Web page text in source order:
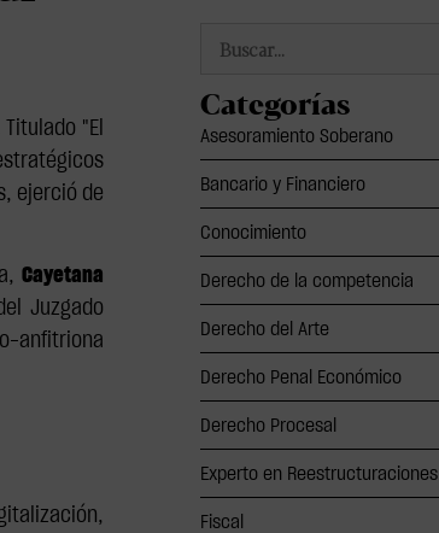
"El
ejerció de
Cayetana
Juzgado
anfitriona
Categorías
Asesoramiento Soberano
Bancario y Financiero
Conocimiento
Derecho de la competencia
Derecho del Arte
Derecho Penal Económico
Derecho Procesal
Experto en Reestructuraciones
Fiscal